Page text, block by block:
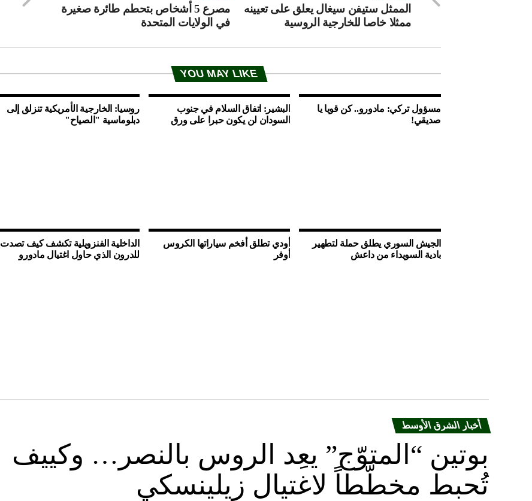
مصرع 5 أشخاص بتحطم طائرة صغيرة
في الولايات المتحدة
الممثل ستيفن سيغال يعلق على تعيينه
ممثلا خاصا للخارجية الروسية
YOU MAY LIKE
مسؤول تركي: مادورو.. كن قويا يا
صديقي!
البشير: اتفاق السلام في جنوب
السودان لن يكون حبرا على ورق
روسيا: الخارجية الأمريكية تنزلق إلى
دبلوماسية "الصياح"
الجيش السوري يطلق حملة لتطهير
بادية السويداء من داعش
أودي تطلق أفخم سياراتها الكروس
أوفر
الداخلية الفنزويلية تكشف كيف تصدت
للدرون الذي حاول اغتيال مادورو
أخبار الشرق الأوسط
بوتين “المتوّج” يعِد الروس بالنصر… وكييف
تُحبط مخطّطاً لاغتيال زيلينسكي